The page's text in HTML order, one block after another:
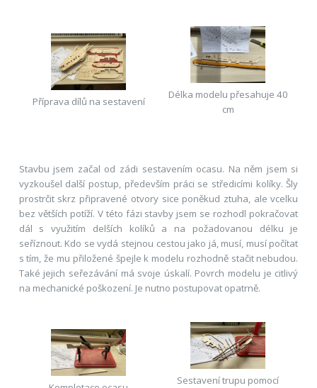
Příprava dílů na sestavení
Délka modelu přesahuje 40
cm
Stavbu jsem začal od zádi sestavením ocasu. Na něm jsem si
vyzkoušel další postup, především práci se středicími kolíky. Šly
prostrčit skrz připravené otvory sice poněkud ztuha, ale vcelku
bez větších potíží. V této fázi stavby jsem se rozhodl pokračovat
dál s využitím delších kolíků a na požadovanou délku je
seříznout. Kdo se vydá stejnou cestou jako já, musí, musí počítat
s tím, že mu přiložené špejle k modelu rozhodně stačit nebudou.
Také jejich seřezávání má svoje úskalí. Povrch modelu je citlivý
na mechanické poškození. Je nutno postupovat opatrně.
Sestavení trupu pomocí